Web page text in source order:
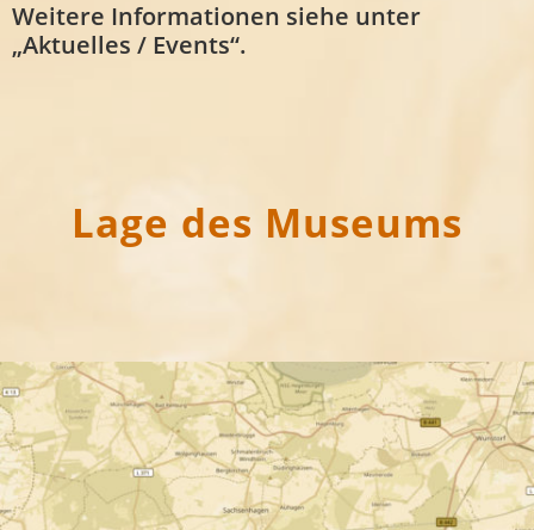
Weitere Informationen siehe unter
„Aktuelles / Events“.
Lage des Museums